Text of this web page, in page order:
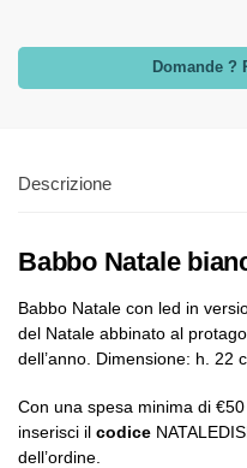
Domande ?
Descrizione
Babbo Natale
Babbo Natale con led in
del Natale abbinato al
dell’anno. Dimensione: h. 22
Con una spesa minima di
inserisci il codice
dell’ordine.